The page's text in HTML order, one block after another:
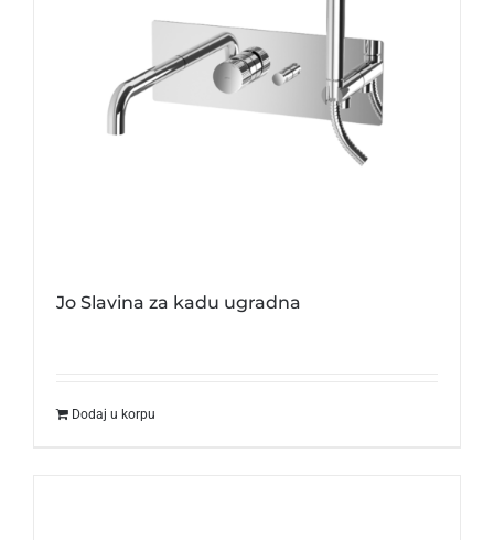
Jo Slavina za kadu ugradna
Dodaj u korpu